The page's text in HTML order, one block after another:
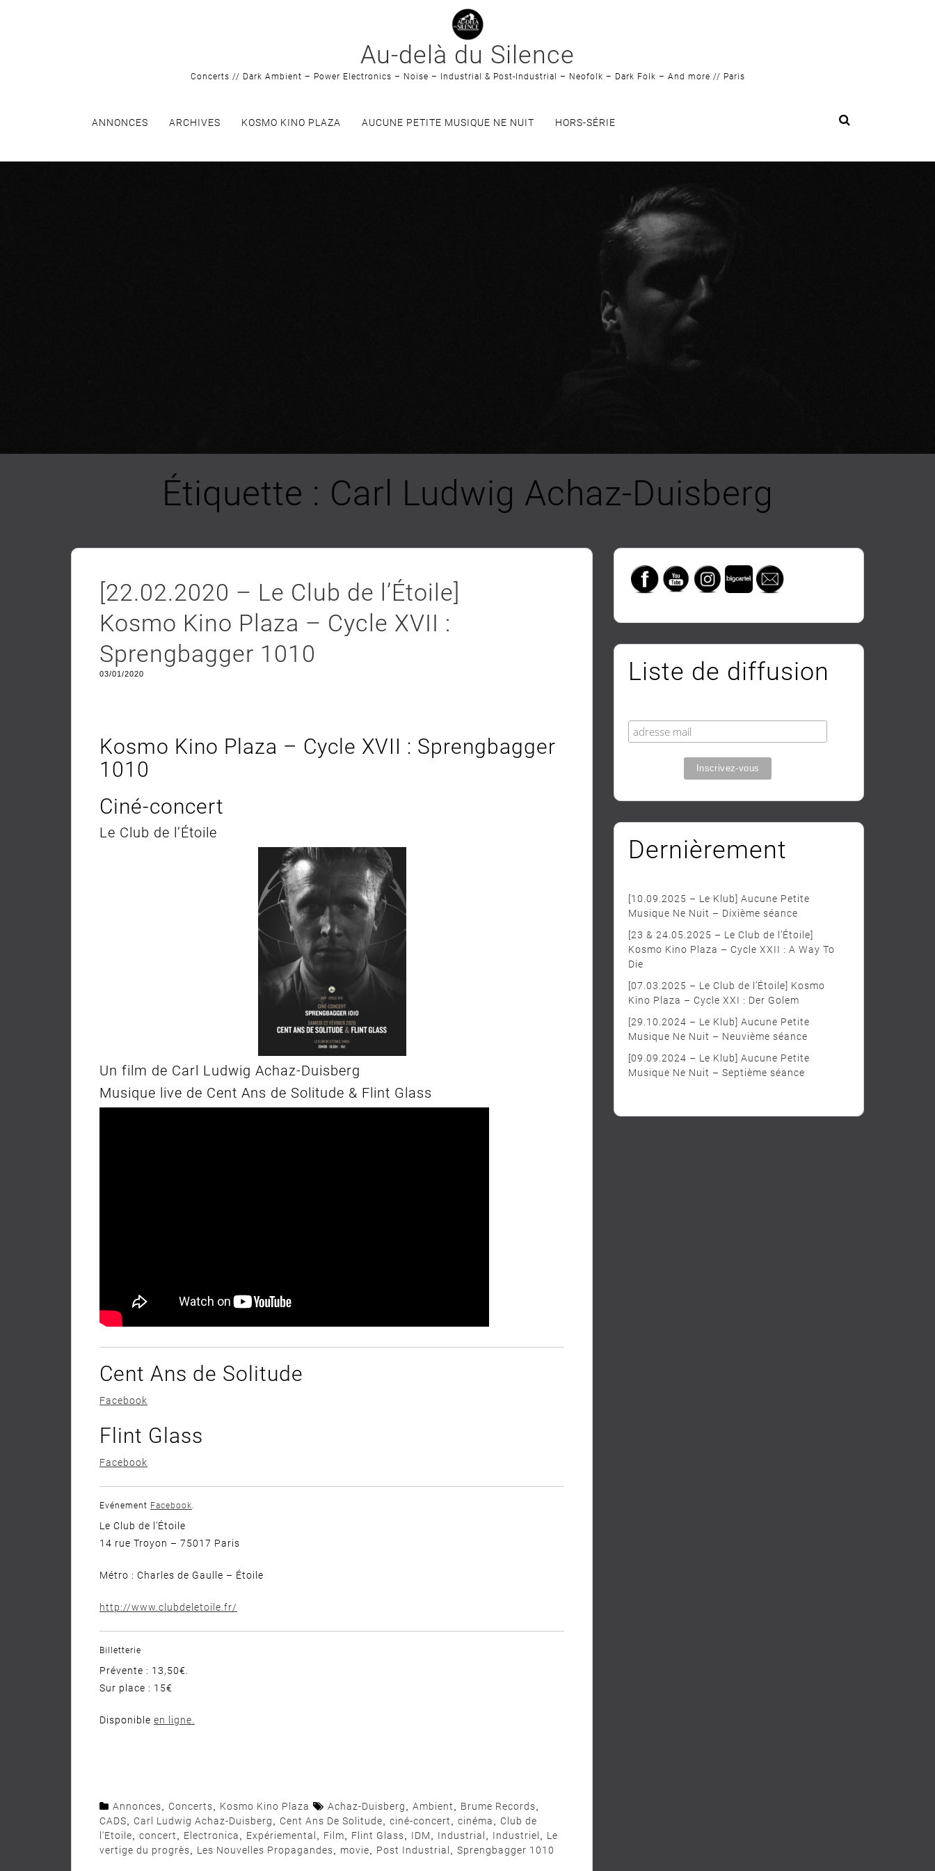
Au-delà du Silence
Concerts // Dark Ambient – Power Electronics – Noise – Industrial & Post-Industrial – Neofolk – Dark Folk – And more // Paris
ANNONCES ARCHIVES KOSMO KINO PLAZA AUCUNE PETITE MUSIQUE NE NUIT HORS-SÉRIE
Étiquette : Carl Ludwig Achaz-Duisberg
[22.02.2020 – Le Club de l’Étoile]
Kosmo Kino Plaza – Cycle XVII :
Sprengbagger 1010
03/01/2020
Kosmo Kino Plaza – Cycle XVII : Sprengbagger
1010
Ciné-concert
Le Club de l’Étoile
Un film de Carl Ludwig Achaz-Duisberg
Musique live de Cent Ans de Solitude & Flint Glass
Cent Ans de Solitude
Facebook
Flint Glass
Facebook
Evénement Facebook.
Le Club de l’Étoile
14 rue Troyon – 75017 Paris
Métro : Charles de Gaulle – Étoile
http://www.clubdeletoile.fr/
Billetterie
Prévente : 13,50€.
Sur place : 15€
Disponible en ligne.
Annonces Concerts Kosmo Kino Plaza Achaz-Duisberg Ambient Brume Records
CADS
Carl Ludwig Achaz-Duisberg Cent Ans De Solitude ciné-concert cinéma
Club de
l'Etoile
concert Electronica Expériemental Film Flint Glass IDM Industrial Industriel
Le
vertige du progrès
Les Nouvelles Propagandes movie Post Industrial Sprengbagger 1010
Liste de diffusion
Dernièrement
[10.09.2025 – Le Klub] Aucune Petite
Musique Ne Nuit – Dixième séance
[23 & 24.05.2025 – Le Club de l’Étoile]
Kosmo Kino Plaza – Cycle XXII : A Way To
Die
[07.03.2025 – Le Club de l’Étoile] Kosmo
Kino Plaza – Cycle XXI : Der Golem
[29.10.2024 – Le Klub] Aucune Petite
Musique Ne Nuit – Neuvième séance
[09.09.2024 – Le Klub] Aucune Petite
Musique Ne Nuit – Septième séance